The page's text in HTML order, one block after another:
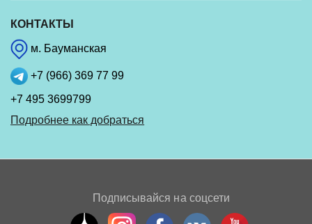
КОНТАКТЫ
м. Бауманская
+7 (966) 369 77 99
+7 495 3699799
Подробнее как добраться
Подписывайся на соцсети